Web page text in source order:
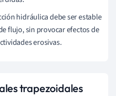
hidráulica debe ser estable
flujo, sin provocar efectos de
erosivas.
trapezoidales